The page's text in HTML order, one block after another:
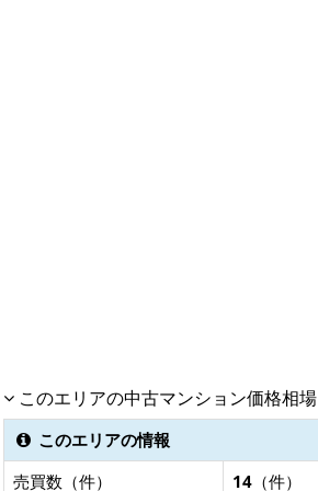
このエリアの中古マンション価格相場
このエリアの情報
売買数（件）
14 （件）